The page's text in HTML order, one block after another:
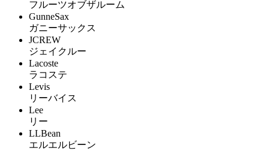
フルーツオブザルーム
GunneSax
ガニーサックス
JCREW
ジェイクルー
Lacoste
ラコステ
Levis
リーバイス
Lee
リー
LLBean
エルエルビーン